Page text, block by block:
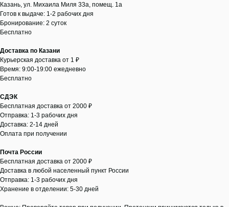
Казань, ул. Михаила Миля 33а, помещ. 1а
Готов к выдаче: 1-2 рабочих дня
Бронирование: 2 суток
Бесплатно
Доставка по Казани
Курьерская доставка от 1 ₽
Время: 9:00-19:00 ежедневно
Бесплатно
СДЭК
Бесплатная доставка от 2000 ₽
Отправка: 1-3 рабочих дня
Доставка: 2-14 дней
Оплата при получении
Почта России
Бесплатная доставка от 2000 ₽
Доставка в любой населенный пункт России
Отправка: 1-3 рабочих дня
Хранение в отделении: 5-30 дней